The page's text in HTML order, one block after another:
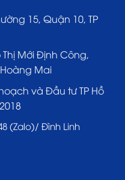
15, Quận 10, TP
Mới Định Công,
Mai
và Đầu tư TP Hồ
(Zalo)/ Đình Linh